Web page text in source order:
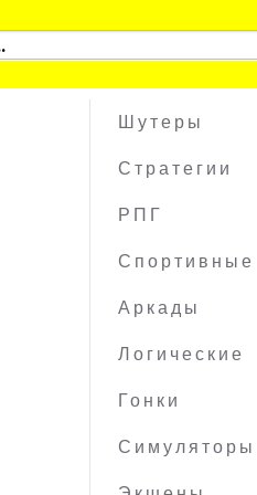
Шутеры
Стратегии
РПГ
Спортивные
Аркады
Логические
Гонки
Симуляторы